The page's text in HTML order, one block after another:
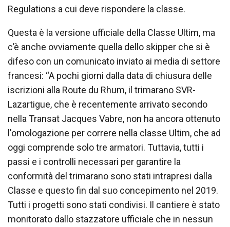
Regulations a cui deve rispondere la classe.
Questa è la versione ufficiale della Classe Ultim, ma
c’è anche ovviamente quella dello skipper che si è
difeso con un comunicato inviato ai media di settore
francesi: “A pochi giorni dalla data di chiusura delle
iscrizioni alla Route du Rhum, il trimarano SVR-
Lazartigue, che è recentemente arrivato secondo
nella Transat Jacques Vabre, non ha ancora ottenuto
l'omologazione per correre nella classe Ultim, che ad
oggi comprende solo tre armatori. Tuttavia, tutti i
passi e i controlli necessari per garantire la
conformità del trimarano sono stati intrapresi dalla
Classe e questo fin dal suo concepimento nel 2019.
Tutti i progetti sono stati condivisi. Il cantiere è stato
monitorato dallo stazzatore ufficiale che in nessun